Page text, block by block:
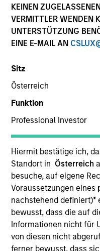
KEINEN
VERMITTLER WENDEN
UNTERSTÜTZUNG
EINE E-MAIL AN
Sitz
Österreich
Funktion
Professional Investor
Hiermit bestätige ich,
Standort in Österreich
besuche, auf eigene
Voraussetzungen eines
nachstehend definiert)*
bewusst, dass die auf
Informationen nicht für
von diesen nicht
ferner bewusst, dass
Die Wertentwicklung in
verlässlicher Indikator
Die Rendite kann infolge
steigen oder sinken. Alle
Basis der
Stanley Investment
Klicken Sie auf den
die Renditen des
*Basiswährung des Fonds
Dieses Material enthält
von Morgan Stanley
ansässigen SICAV
Variable). (die
Luxemburg als
gemäß Teil 1 des
seiner geänderten